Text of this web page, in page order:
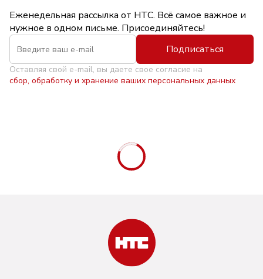
Еженедельная рассылка от НТС. Всё самое важное и
нужное в одном письме. Присоединяйтесь!
Подписаться
Оставляя свой e-mail, вы даете свое согласие на
сбор, обработку и хранение ваших персональных данных